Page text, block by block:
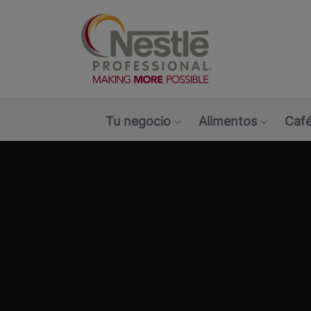
Tu negocio
Show submenu: Tu
Alimentos
Show